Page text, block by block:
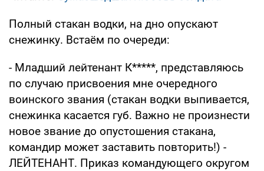
Полный стакан водки, на дно опускают
снежинку. Встаём по очереди:
- Младший лейтенант К*****, представляюсь
по случаю присвоения мне очередного
воинского звания (стакан водки выпивается,
снежинка касается губ. Важно не произнести
новое звание до опустошения стакана,
командир может заставить повторить!) -
ЛЕЙТЕНАНТ. Приказ командующего округом